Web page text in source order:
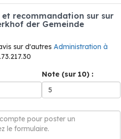
recommandation sur sur
der Gemeinde
sur d'autres Administration à
Note (sur 10) :